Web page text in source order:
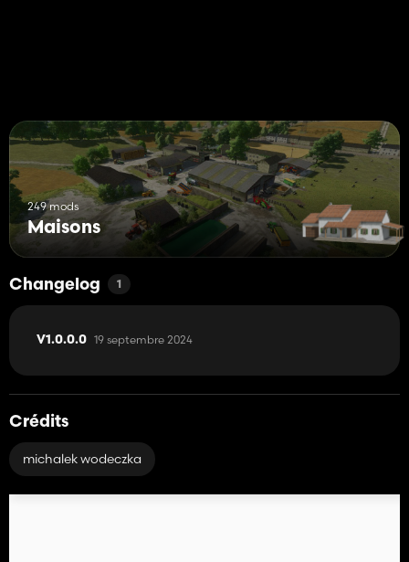
249 mods
Maisons
Changelog 1
V1.0.0.0 19 septembre 2024
Crédits
michalek wodeczka